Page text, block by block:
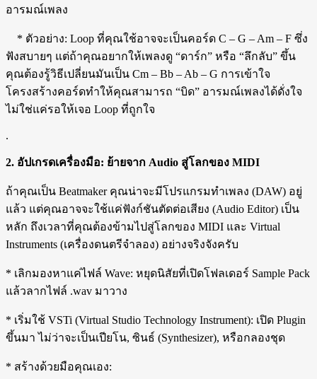
อารมณ์เพลง
* ตัวอย่าง: Loop ที่คุณใช้อาจจะเป็นคอร์ด C – G – Am – F ซึ่ง
ฟังสบายๆ แต่ถ้าคุณอยากให้เพลงดู “ดาร์ก” หรือ “ลึกลับ” ขึ้น
คุณต้องรู้วิธีเปลี่ยนมันเป็น Cm – Bb – Ab – G การเข้าใจ
โครงสร้างคอร์ดทำให้คุณสามารถ “บิด” อารมณ์เพลงได้ดั่งใจ
ไม่ใช่แค่รอให้เจอ Loop ที่ถูกใจ
.
2. อัปเกรดเครื่องมือ: ย้ายจาก Audio สู่โลกของ MIDI
ถ้าคุณเป็น Beatmaker คุณน่าจะมีโปรแกรมทำเพลง (DAW) อยู่
แล้ว แต่คุณอาจจะใช้แค่ฟังก์ชันตัดต่อเสียง (Audio Editor) เป็น
หลัก ถึงเวลาที่คุณต้องข้ามไปสู่โลกของ MIDI และ Virtual
Instruments (เครื่องดนตรีจำลอง) อย่างจริงจังครับ
* เลิกมองหาแค่ไฟล์ Wave: หยุดนิสัยที่เปิดโฟลเดอร์ Sample Pack
แล้วลากไฟล์ .wav มาวาง
* เริ่มใช้ VSTi (Virtual Studio Technology Instrument): เปิด Plugin
ขึ้นมา ไม่ว่าจะเป็นเปียโน, ซินธ์ (Synthesizer), หรือกลองชุด
* สร้างด้วยมือคุณเอง: